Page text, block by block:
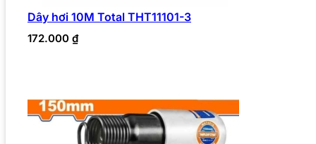
Dây hơi 10M Total THT11101-3
172.000 ₫